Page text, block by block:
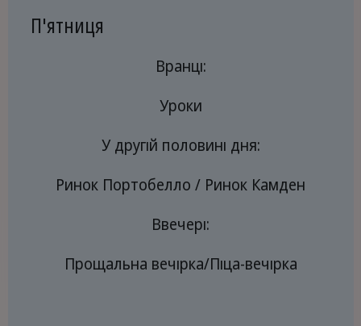
П'ятниця
Вранці:
Уроки
У другій половині дня:
Ринок Портобелло / Ринок Камден
Ввечері:
Прощальна вечірка/Піца-вечірка